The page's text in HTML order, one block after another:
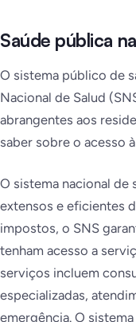
Saúde pública
O sistema público de
Nacional de Salud
abrangentes aos
saber sobre o acesso
O sistema nacional de
extensos e eficientes
impostos, o SNS
tenham acesso a
serviços incluem
especializadas,
emergência. O